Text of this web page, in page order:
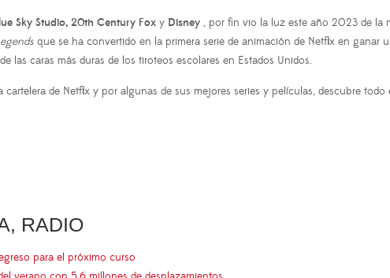
Sky Studio, 20th Century Fox y Disney , por fin vio la luz este año 2023 de la
que se ha convertido en la primera serie de animación de Netflix en ganar
las caras más duras de los tiroteos escolares en Estados Unidos.
de Netflix y por algunas de sus mejores series y películas, descubre
RADIO
para el próximo curso